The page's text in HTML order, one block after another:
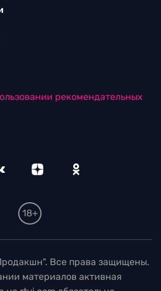
рекомендательных
18+
Все права защищены.
материалов активная